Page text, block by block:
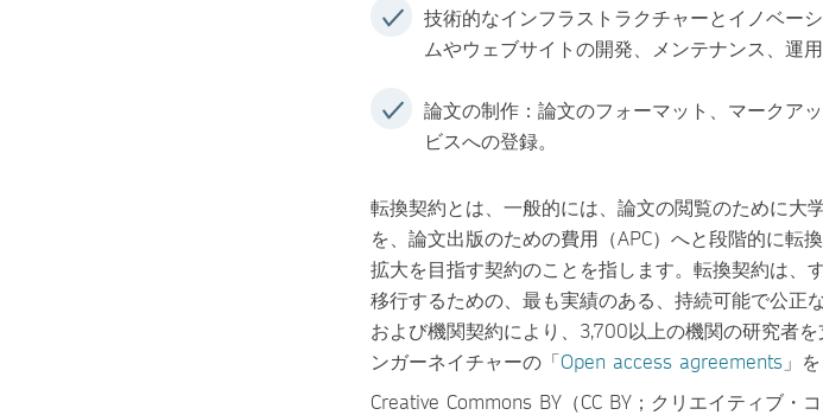
技術的なインフラストラクチャーとイノベー
ムやウェブサイトの開発、メンテナンス、運用
論文の制作：論文のフォーマット、マークア
ビスへの登録。
転換契約とは、一般的には、論文の閲覧のために大
を、論文出版のための費用（APC）へと段階的に転
拡大を目指す契約のことを指します。転換契約は、
移行するための、最も実績のある、持続可能で公正
および機関契約により、3,700以上の機関の研究者
ンガーネイチャーの「Open access agreements 」
Creative Commons BY（CC BY；クリエイティブ・